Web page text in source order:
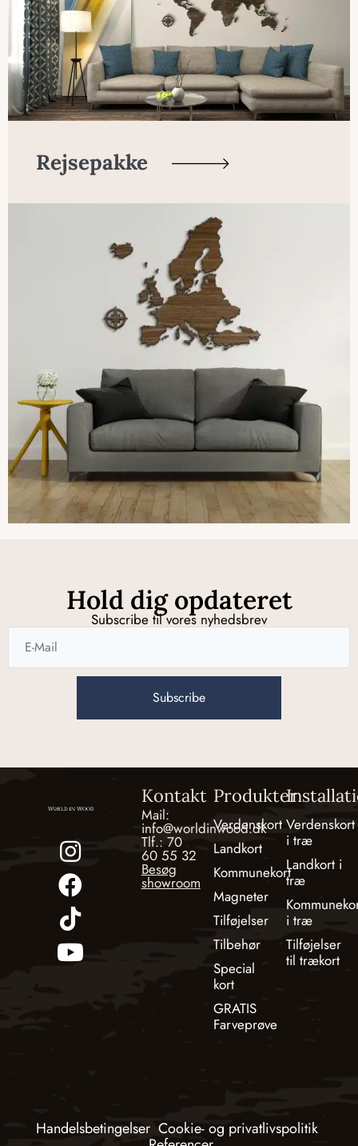
Rejsepakke
Hold dig opdateret
Subscribe til vores nyhedsbrev
Subscribe
Kontakt
Mail:
info@worldinwood.dk
Tlf.: 70
60 55 32
Besøg
showroom
Produkter
Verdenskort
Landkort
Kommunekort
Magneter
Tilføjelser
Tilbehør
Special
kort
GRATIS
Farveprøve
Verdenskort
i træ
Landkort i
træ
i træ
Tilføjelser
til trækort
Handelsbetingelser Cookie- og privatlivspolitik